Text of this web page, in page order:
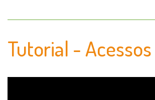
Tutorial - Acessos